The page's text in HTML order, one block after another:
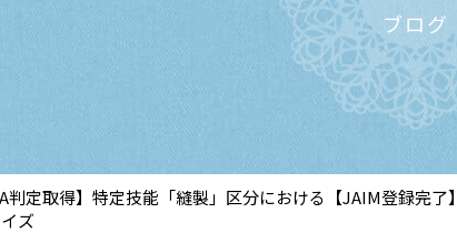
ブログ
A判定取得】特定技能「縫製」区分における【JAIM登録
ズ